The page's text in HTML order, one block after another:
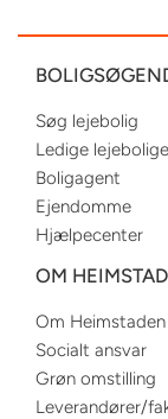
Søg lejebolig
Ledige
Boligagent
Ejendomme
Hjælpecenter
OM
Om Heimstaden
Socialt ansvar
Grøn omstilling
Leverandører/